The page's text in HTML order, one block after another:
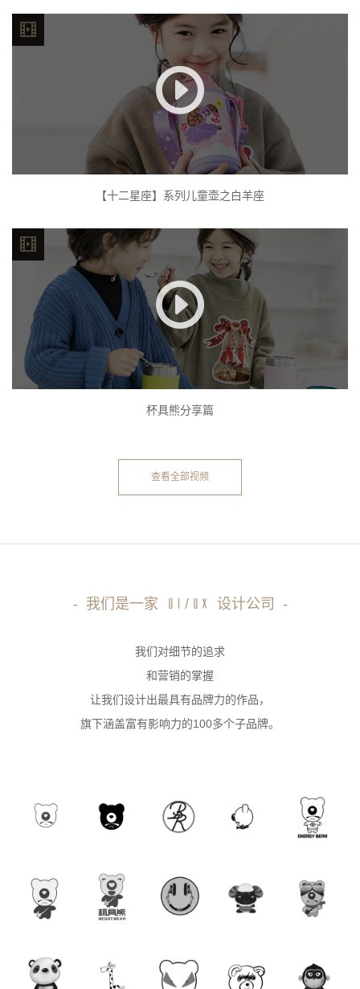
【十二星座】系列儿童壶之白羊座
杯具熊分享篇
查看全部视频
- 我们是一家 UI/UX 设计公司 -
我们对细节的追求
和营销的掌握
让我们设计出最具有品牌力的作品，
旗下涵盖富有影响力的100多个子品牌。